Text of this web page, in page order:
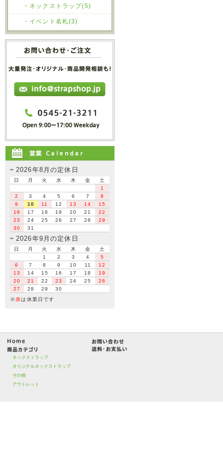
・ネックストラップ(5)
・イベント名札(3)
2026年8月の定休日
日 月 火 水 木 金
土
1
2
3 4 5 6 7
8
9
10 11 12 13 14
15
16
17 18 19 20 21
22
23
24 25 26 27 28
29
30
31
2026年9月の定休日
日 月 火 水 木 金
土
1
2 3 4
5
6
7 8 9 10 11
12
13
14 15 16 17 18
19
20
21 22 23 24 25
26
27
28 29
30
※赤は休業日です
ネックストラップ
オリジナルネックストラップ
その他
アウトレット